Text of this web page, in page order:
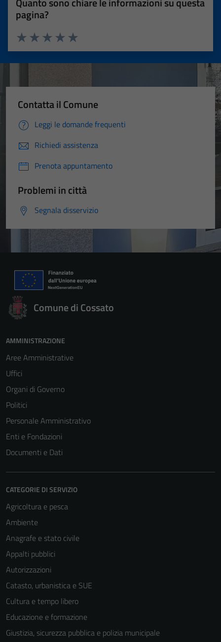
pagina?
Valuta 5 stelle su 5
Valuta 4 stelle su 5
Valuta 3 stelle su 5
Valuta 2 stelle su 5
Valuta 1 stelle su 5
Contatta il Comune
Leggi le domande frequenti
Richiedi assistenza
Prenota appuntamento
Problemi in città
Segnala disservizio
Comune di Cossato
AMMINISTRAZIONE
Aree Amministrative
Uffici
Organi di Governo
Politici
Personale Amministrativo
Enti e Fondazioni
Documenti e Dati
CATEGORIE DI SERVIZIO
Agricoltura e pesca
Ambiente
Anagrafe e stato civile
Appalti pubblici
Autorizzazioni
Catasto, urbanistica e SUE
Cultura e tempo libero
Educazione e formazione
Giustizia, sicurezza pubblica e polizia municipale